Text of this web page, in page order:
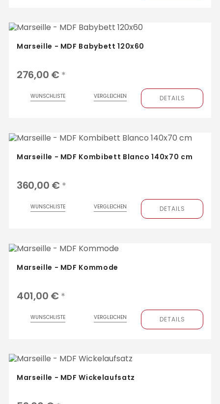
Marseille - MDF Babybett 120x60
276,00 € *
WUNSCHLISTE VERGLEICHEN DETAILS
Marseille - MDF Kombibett Blanco 140x70 cm
360,00 € *
WUNSCHLISTE VERGLEICHEN DETAILS
Marseille - MDF Kommode
401,00 € *
WUNSCHLISTE VERGLEICHEN DETAILS
Marseille - MDF Wickelaufsatz